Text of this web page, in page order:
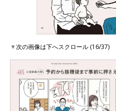
▼次の画像は下へスクロール (16/37)